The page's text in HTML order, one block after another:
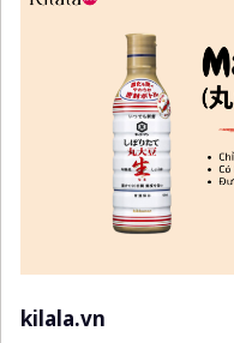
kilala.vn